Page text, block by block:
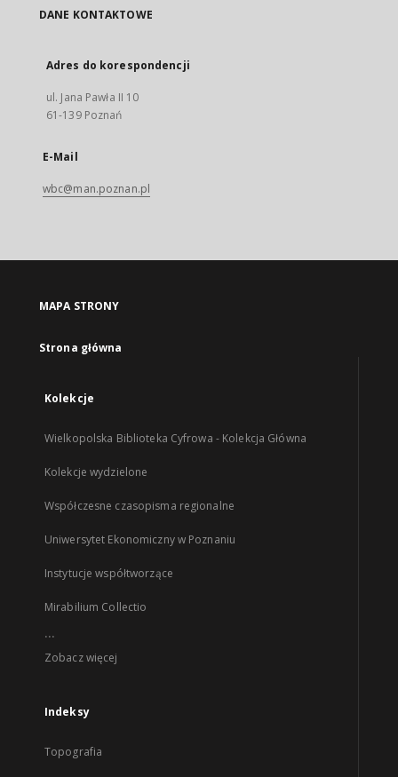
DANE KONTAKTOWE
Adres do korespondencji
ul. Jana Pawła II 10
61-139 Poznań
E-Mail
wbc@man.poznan.pl
MAPA STRONY
Strona główna
Kolekcje
Wielkopolska Biblioteka Cyfrowa - Kolekcja Główna
Kolekcje wydzielone
Współczesne czasopisma regionalne
Uniwersytet Ekonomiczny w Poznaniu
Instytucje współtworzące
Mirabilium Collectio
...
Zobacz więcej
Indeksy
Topografia